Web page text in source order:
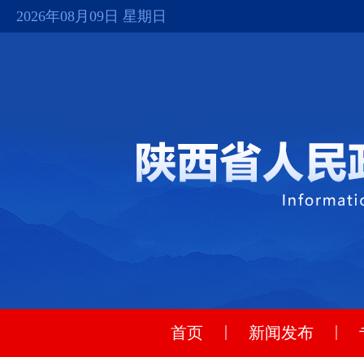
2026年08月09日 星期日
首页 | 新闻发布 |